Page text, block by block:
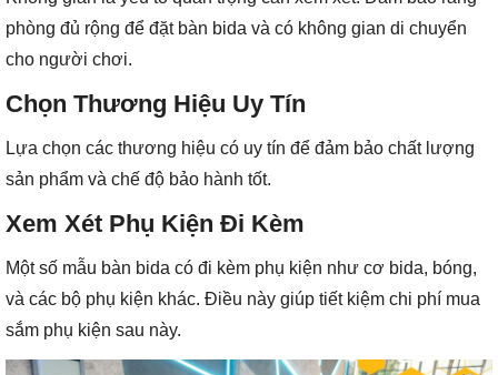
phòng đủ rộng để đặt bàn bida và có không gian di chuyển
cho người chơi.
Chọn Thương Hiệu Uy Tín
Lựa chọn các thương hiệu có uy tín để đảm bảo chất lượng
sản phẩm và chế độ bảo hành tốt.
Xem Xét Phụ Kiện Đi Kèm
Một số mẫu bàn bida có đi kèm phụ kiện như cơ bida, bóng,
và các bộ phụ kiện khác. Điều này giúp tiết kiệm chi phí mua
sắm phụ kiện sau này.